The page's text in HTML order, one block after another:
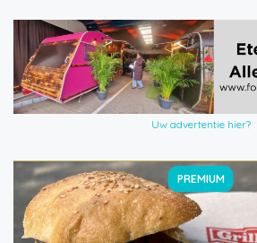
Uw advertentie hier?
PREMIUM